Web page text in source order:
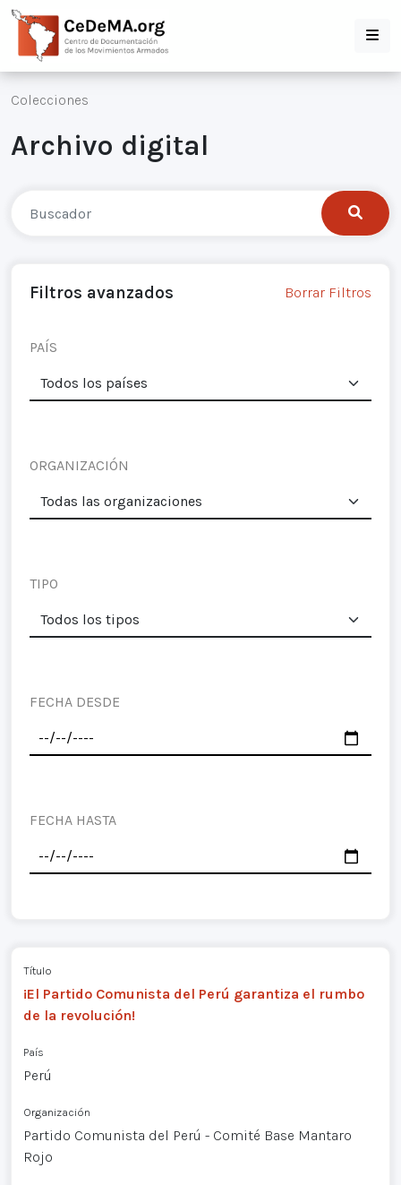
Colecciones
Archivo digital
Filtros avanzados Borrar Filtros
PAÍS
ORGANIZACIÓN
TIPO
FECHA DESDE
FECHA HASTA
Título
¡El Partido Comunista del Perú garantiza el rumbo
de la revolución!
País
Perú
Organización
Partido Comunista del Perú - Comité Base Mantaro
Rojo